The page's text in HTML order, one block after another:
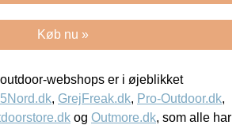
Køb nu »
webshops er i øjeblikket
, GrejFreak.dk, Pro-Outdoor.dk,
og Outmore.dk, som alle har